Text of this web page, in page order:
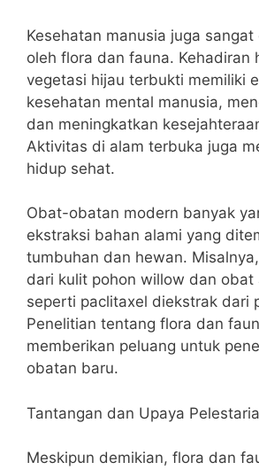
Kesehatan manusia juga sangat
oleh flora dan fauna. Kehadiran
vegetasi hijau terbukti memiliki
kesehatan mental manusia,
dan meningkatkan
Aktivitas di alam terbuka juga
hidup sehat.
Obat-obatan modern banyak
ekstraksi bahan alami yang
tumbuhan dan hewan.
dari kulit pohon willow dan obat
seperti paclitaxel diekstrak dari
Penelitian tentang flora dan
memberikan peluang untuk
obatan baru.
Tantangan dan Upaya
Meskipun demikian, flora dan